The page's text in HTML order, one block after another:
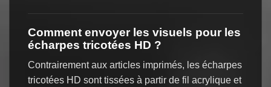
Comment envoyer les visuels pour les
écharpes tricotées HD ?
Contrairement aux articles imprimés, les écharpes
tricotées HD sont tissées à partir de fil acrylique et